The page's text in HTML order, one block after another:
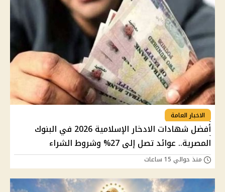
الاخبار العامة
أفضل شهادات الادخار الإسلامية 2026 في البنوك
المصرية.. عوائد تصل إلى 27% وشروط الشراء
منذ حوالي 15 ساعات